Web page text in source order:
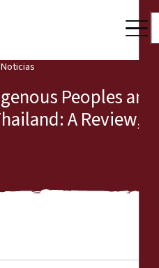
Noticias
Peoples and
A Review,